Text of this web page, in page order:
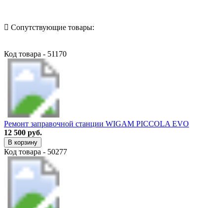
Сопутствующие товары:
Код товара - 51170
Ремонт заправочной станции WIGAM PICCOLA EVO
12 500 руб.
В корзину
Код товара - 50277